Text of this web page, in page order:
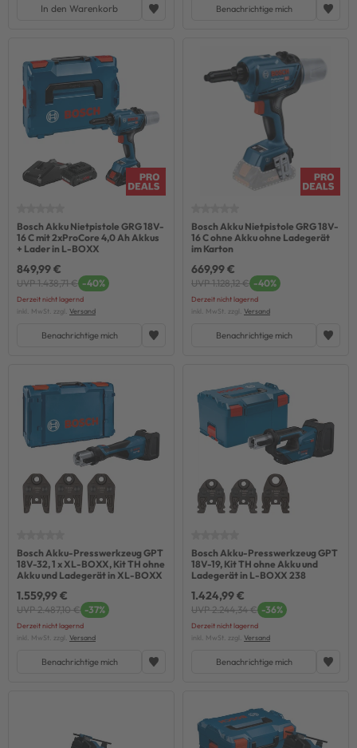
In den Warenkorb Benachrichtige mich
Bosch Akku Nietpistole GRG 18V-
16 C mit 2xProCore 4,0 Ah Akkus
+ Lader in L-BOXX
849,99 €
UVP 1.438,71 € -40%
Derzeit nicht lagernd
inkl. MwSt. zzgl. Versand
Benachrichtige mich
Bosch Akku Nietpistole GRG 18V-
16 C ohne Akku ohne Ladegerät
im Karton
669,99 €
UVP 1.128,12 € -40%
Derzeit nicht lagernd
inkl. MwSt. zzgl. Versand
Benachrichtige mich
Bosch Akku-Presswerkzeug GPT
18V-32, 1 x XL-BOXX, Kit TH ohne
Akku und Ladegerät in XL-BOXX
1.559,99 €
UVP 2.487,10 € -37%
Derzeit nicht lagernd
inkl. MwSt. zzgl. Versand
Benachrichtige mich
Bosch Akku-Presswerkzeug GPT
18V-19, Kit TH ohne Akku und
Ladegerät in L-BOXX 238
1.424,99 €
UVP 2.244,34 € -36%
Derzeit nicht lagernd
inkl. MwSt. zzgl. Versand
Benachrichtige mich